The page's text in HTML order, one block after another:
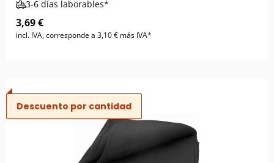
3-6 días laborables*
3,69 €
incl. IVA, corresponde a 3,10 € más IVA*
Descuento por cantidad